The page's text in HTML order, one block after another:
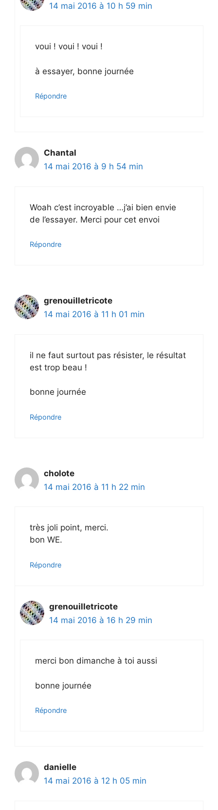
14 mai 2016 à 10 h 59 min
voui ! voui ! voui !
à essayer, bonne journée
Répondre
Chantal
14 mai 2016 à 9 h 54 min
Woah c’est incroyable …j’ai bien envie
de l’essayer. Merci pour cet envoi
Répondre
grenouilletricote
14 mai 2016 à 11 h 01 min
il ne faut surtout pas résister, le résultat
est trop beau !
bonne journée
Répondre
cholote
14 mai 2016 à 11 h 22 min
très joli point, merci.
bon WE.
Répondre
grenouilletricote
14 mai 2016 à 16 h 29 min
merci bon dimanche à toi aussi
bonne journée
Répondre
danielle
14 mai 2016 à 12 h 05 min